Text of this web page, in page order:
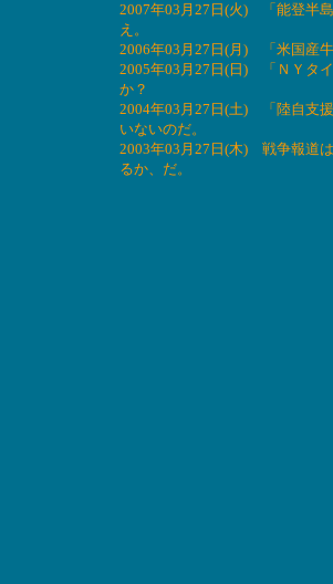
2007年03月27日(火) 「能登半
え。
2006年03月27日(月) 「米国産
2005年03月27日(日) 「ＮＹタ
か？
2004年03月27日(土) 「陸自支
いないのだ。
2003年03月27日(木) 戦争報道
るか、だ。